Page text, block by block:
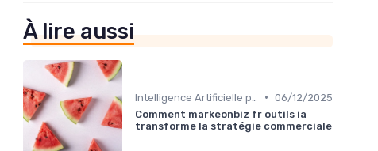
À lire aussi
• 06/12/2025
Comment markeonbiz fr outils ia
transforme la stratégie commerciale